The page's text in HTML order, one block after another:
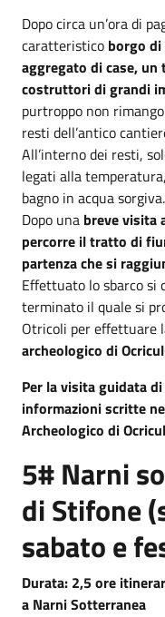
Dopo circa un’ora di
caratteristico borgo
aggregato di case, un
costruttori di grandi
purtroppo non
resti dell’antico
All’interno dei resti,
legati alla
bagno in acqua sorgiva.
Dopo una breve visita
percorre il tratto di
partenza che si
Effettuato lo sbarco si
terminato il quale si
Otricoli per effettuare
archeologico di
Per la visita guidata
informazioni scritte
Archeologico di
5# Narni
di Stifone
sabato e
Durata: 2,5 ore
a Narni Sotterranea